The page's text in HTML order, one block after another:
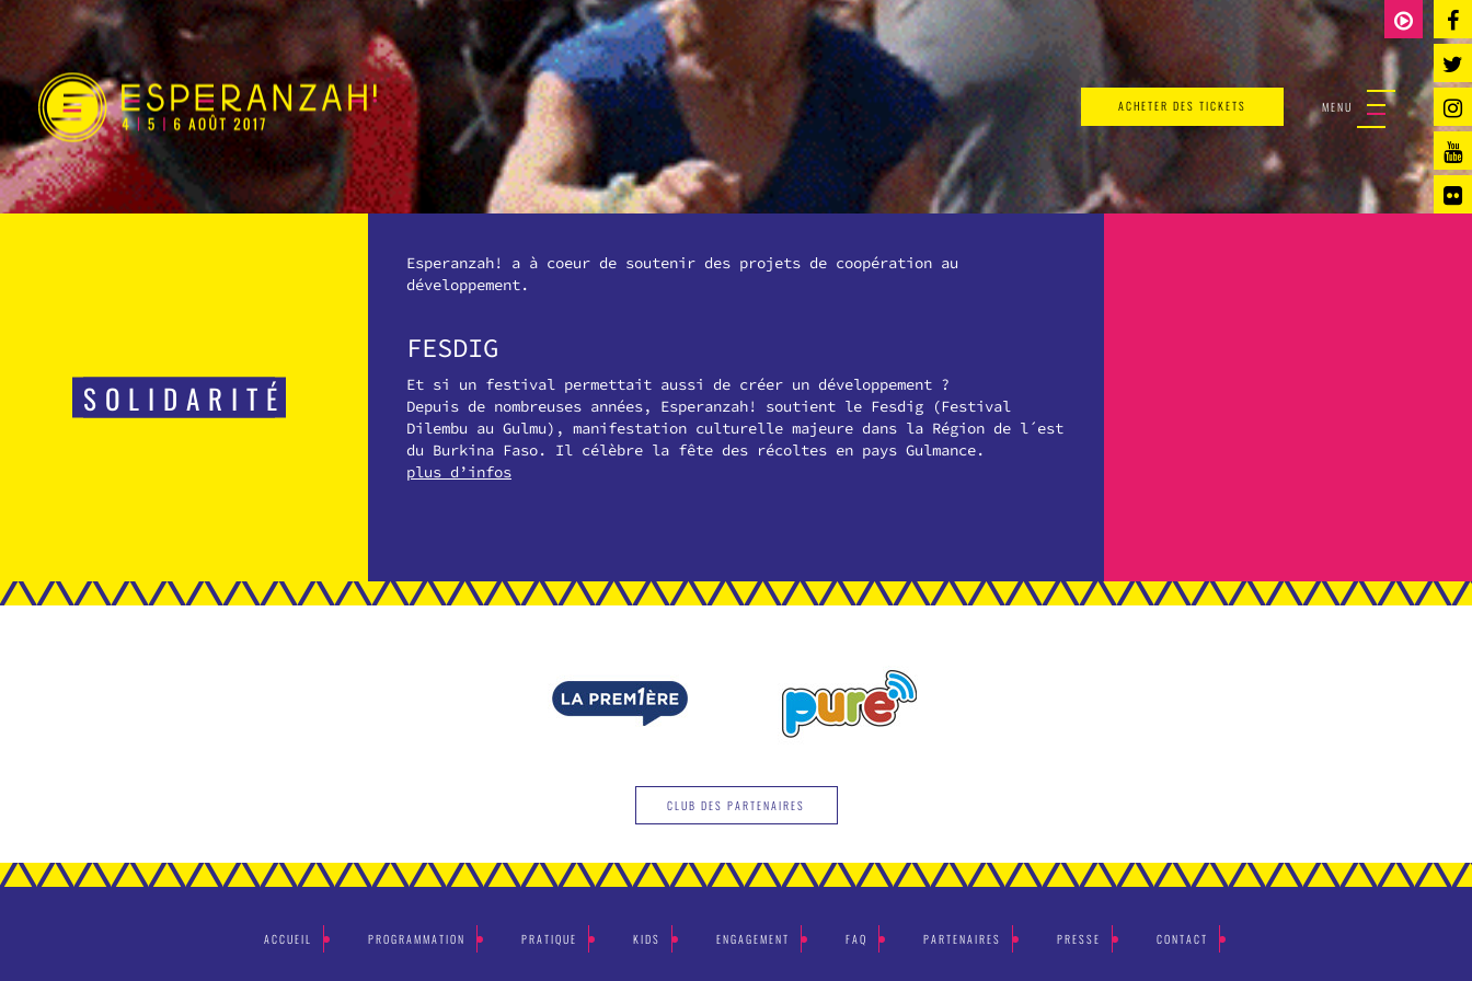
MENU
ACHETER DES TICKETS
SOLIDARITÉ
Esperanzah! a à coeur de soutenir des projets de coopération au
développement.
FESDIG
Et si un festival permettait aussi de créer un développement ?
Depuis de nombreuses années, Esperanzah! soutient le Fesdig (Festival
Dilembu au Gulmu), manifestation culturelle majeure dans la Région de l´est
du Burkina Faso. Il célèbre la fête des récoltes en pays Gulmance.
plus d’infos
CLUB DES PARTENAIRES
ACCUEIL PROGRAMMATION PRATIQUE KIDS ENGAGEMENT FAQ PARTENAIRES PRESSE CONTACT